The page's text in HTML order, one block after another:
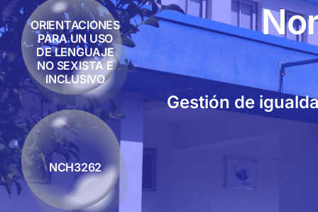
ORIENTACIONES
PARA UN USO
DE LENGUAJE
NO SEXISTA E
INCLUSIVO
NCH3262
Gestión de